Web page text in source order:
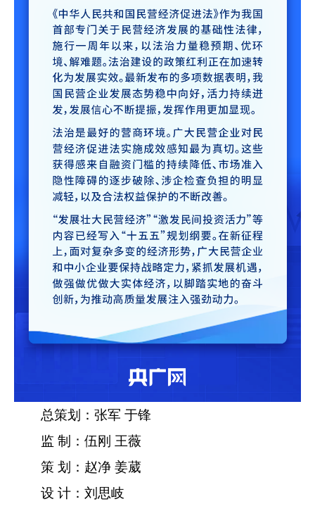
总策划：张军 于锋
监 制：伍刚 王薇
策 划：赵净 姜葳
设 计：刘思岐